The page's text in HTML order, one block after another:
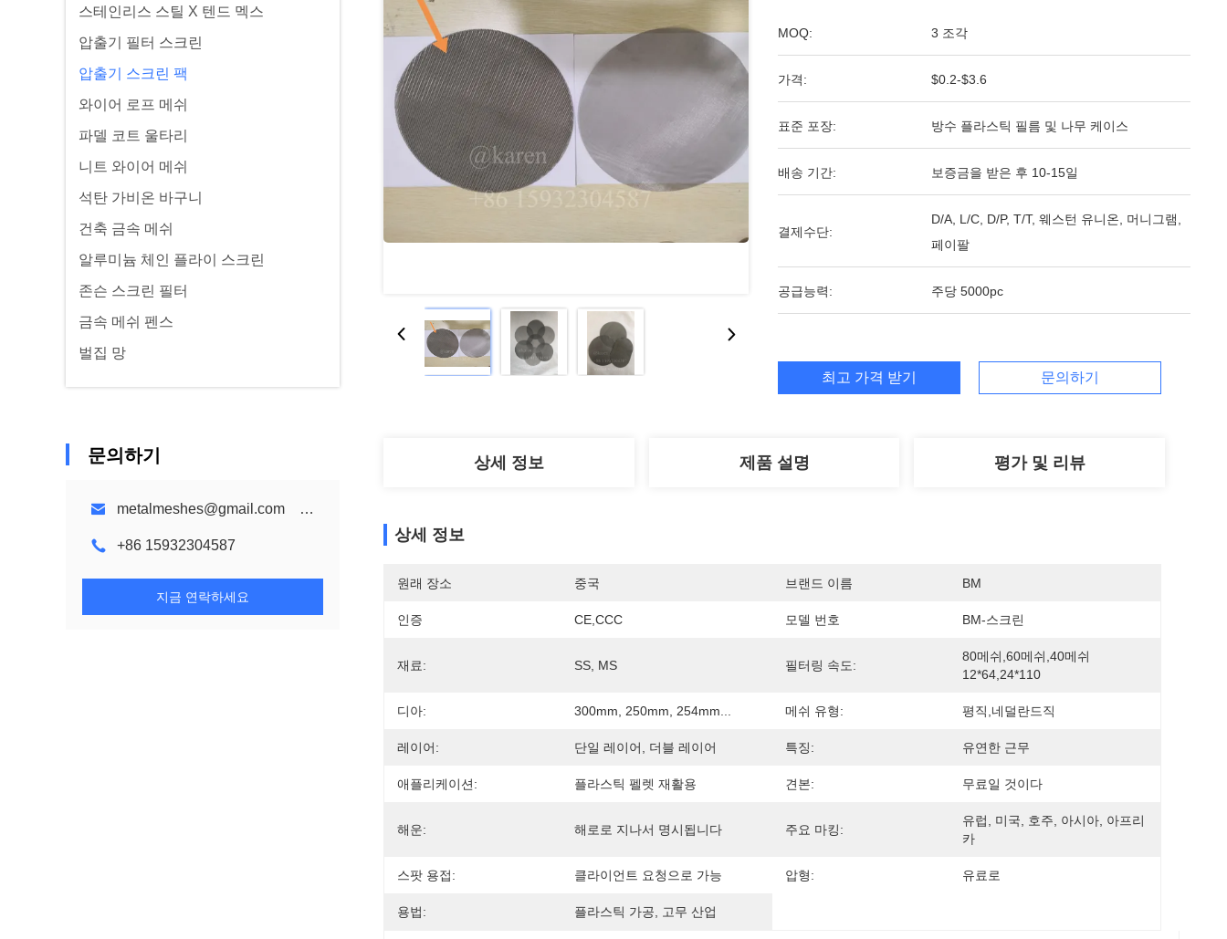
스테인리스 스틸 X 텐드 멕스
압출기 필터 스크린
압출기 스크린 팩
와이어 로프 메쉬
파델 코트 울타리
니트 와이어 메쉬
석탄 가비온 바구니
건축 금속 메쉬
알루미늄 체인 플라이 스크린
존슨 스크린 필터
금속 메쉬 펜스
벌집 망
문의하기
metalmeshes@gmail.com karen@bmmetalmesh.com
+86 15932304587
지금 연락하세요
MOQ: 3 조각
가격: $0.2-$3.6
표준 포장: 방수 플라스틱 필름 및 나무 케이스
배송 기간: 보증금을 받은 후 10-15일
결제수단:
D/A, L/C, D/P, T/T, 웨스턴 유니온, 머니그램,
페이팔
공급능력: 주당 5000pc
최고 가격 받기 문의하기
상세 정보 제품 설명 평가 및 리뷰
상세 정보
원래 장소 중국 브랜드 이름 BM
인증 CE,CCC 모델 번호 BM-스크린
재료: SS, MS 필터링 속도:
80메쉬,60메쉬,40메쉬
12*64,24*110
디아: 300mm, 250mm, 254mm... 메쉬 유형: 평직,네덜란드직
레이어: 단일 레이어, 더블 레이어 특징: 유연한 근무
애플리케이션: 플라스틱 펠렛 재활용 견본: 무료일 것이다
해운: 해로로 지나서 명시됩니다 주요 마킹:
유럽, 미국, 호주, 아시아, 아프리
카
스팟 용접: 클라이언트 요청으로 가능 압형: 유료로
용법: 플라스틱 가공, 고무 산업